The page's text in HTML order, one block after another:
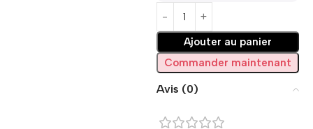
Ajouter au panier
Commander maintenant
Avis (0)